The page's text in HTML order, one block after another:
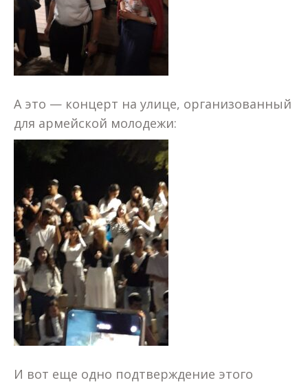
А это — концерт на улице, организованный
для армейской молодежи:
И вот еще одно подтверждение этого